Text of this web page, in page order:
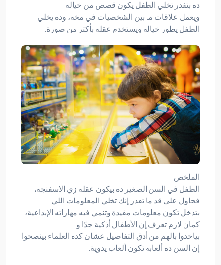
ده بتقدر تخلي الطفل يكون قصص من خياله
ويعمل علاقات ما بين الشخصيات في مخه، وده يخلي
الطفل يطور خياله ويستخدم عقله بأكتر من صورة.
الملخص
الطفل في السن الصغير ده بيكون عقله زي الاسفنجه،
فحاول على قد ما تقدر إنك تخلي المعلومات اللي
بتدخل تكون معلومات مفيدة وتنمي فيه مهاراته الإبداعية،
كمان لازم تعرف إن الأطفال أذكية جدًا و
بياخدوا بالهم من أدق التفاصيل عشان كده العلماء بينصحوا
إن السن ده ألعابه تكون ألعاب يدوية.